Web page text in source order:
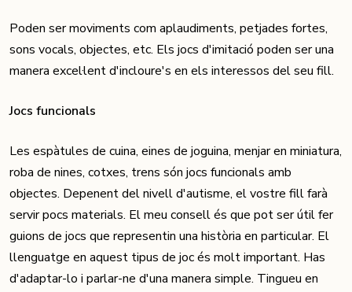
Poden ser moviments com aplaudiments, petjades fortes,
sons vocals, objectes, etc. Els jocs d'imitació poden ser una
manera excel·lent d'incloure's en els interessos del seu fill.
Jocs funcionals
Les espàtules de cuina, eines de joguina, menjar en miniatura,
roba de nines, cotxes, trens són jocs funcionals amb
objectes. Depenent del nivell d'autisme, el vostre fill farà
servir pocs materials. El meu consell és que pot ser útil fer
guions de jocs que representin una història en particular. El
llenguatge en aquest tipus de joc és molt important. Has
d'adaptar-lo i parlar-ne d'una manera simple. Tingueu en